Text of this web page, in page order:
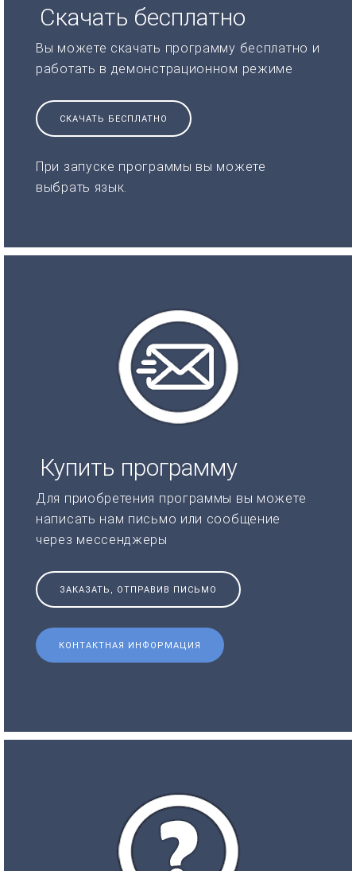
Скачать бесплатно
Вы можете скачать программу бесплатно и
работать в демонстрационном режиме
СКАЧАТЬ БЕСПЛАТНО
При запуске программы вы можете
выбрать язык.
Купить программу
Для приобретения программы вы можете
написать нам письмо или сообщение
через мессенджеры
ЗАКАЗАТЬ, ОТПРАВИВ ПИСЬМО
КОНТАКТНАЯ ИНФОРМАЦИЯ